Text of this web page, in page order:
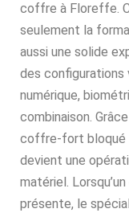
coffre à Floreffe.
seulement la
aussi une solide
des configurations
numérique,
combinaison.
coffre-fort bloqué
devient une
matériel.
présente, le